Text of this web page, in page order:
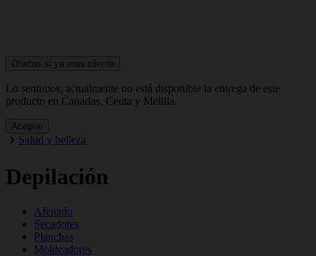
Ofertas si ya eres cliente
Lo sentimos, actualmente no está disponible la entrega de este
producto en Canarias, Ceuta y Melilla.
Aceptar
Salud y belleza
Depilación
Afeitado
Secadores
Planchas
Moldeadores